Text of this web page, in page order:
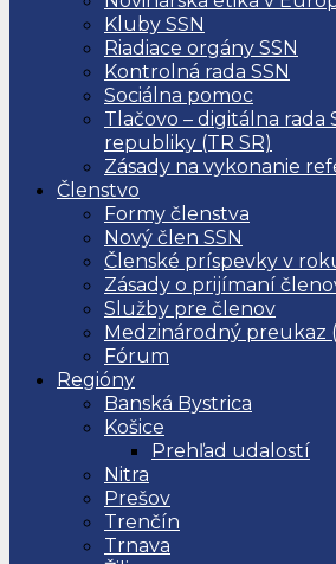
Kluby SSN
Riadiace orgány SSN
Kontrolná rada SSN
Sociálna pomoc
Tlačovo – digitálna rada
republiky (TR SR)
Zásady na vykonanie
Členstvo
Formy členstva
Nový člen SSN
Členské príspevky v
Zásady o prijímaní
Služby pre členov
Medzinárodný preukaz
Fórum
Regióny
Banská Bystrica
Košice
Prehľad udalostí
Nitra
Prešov
Trenčín
Trnava